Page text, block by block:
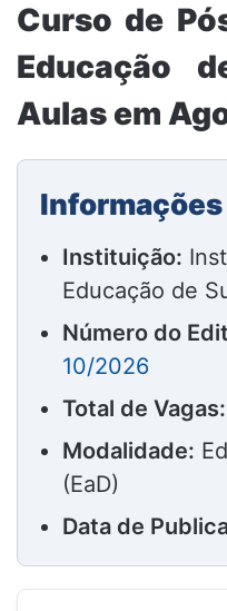
Curso de
Educação
Aulas em
Instituição:
Educação de
Número do
10/2026
Total de Vagas:
Modalidade:
(EaD)
Data de